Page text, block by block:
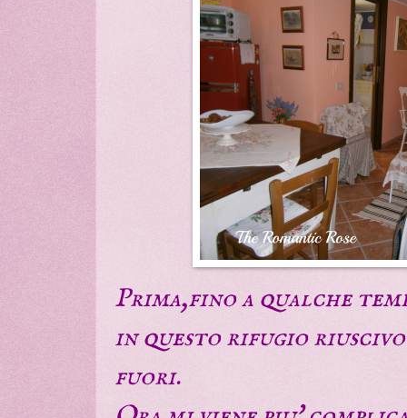
Prima,fino a qualche
in questo rifugio
fuori.